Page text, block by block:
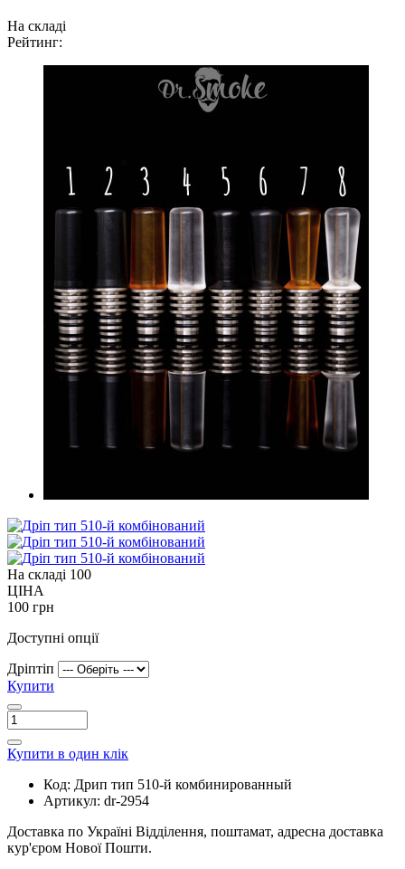
На складі
Рейтинг:
На складі 100
ЦІНА
100 грн
Доступні опції
Дріптіп
Купити
Купити в один клік
Код: Дрип тип 510-й комбинированный
Артикул: dr-2954
Доставка по Україні Відділення, поштамат, адресна доставка
кур'єром Нової Пошти.